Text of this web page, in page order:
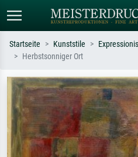
Suchen Sie nach Künstlern, Werktiteln
oder Stilen – z.B. Monet,
Sternennacht, Impressionismus, Welle
Hokusai, Akt.
Startseite Kunststile
Herbstsonniger Ort